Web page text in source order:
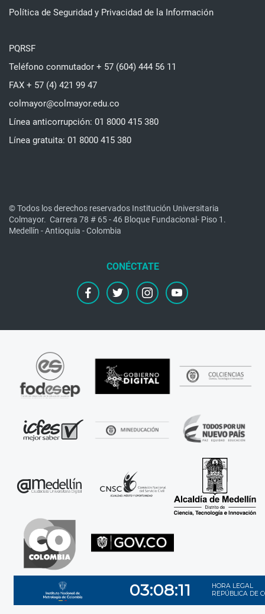
Política de Seguridad y Privacidad de la Información
PQRSF
Teléfono conmutador + 57 (604) 444 56 11
FAX + 57 (4) 421 99 47
colmayor@colmayor.edu.co
Línea anticorrupción: 01 8000 415 380
Línea gratuita: 01 8000 415 380
© Todos los derechos reservados Institución Universitaria
Colmayor. Carrera 78 # 65 - 46 Bloque Fundacional- Piso 1.
Medellín - Antioquia - Colombia